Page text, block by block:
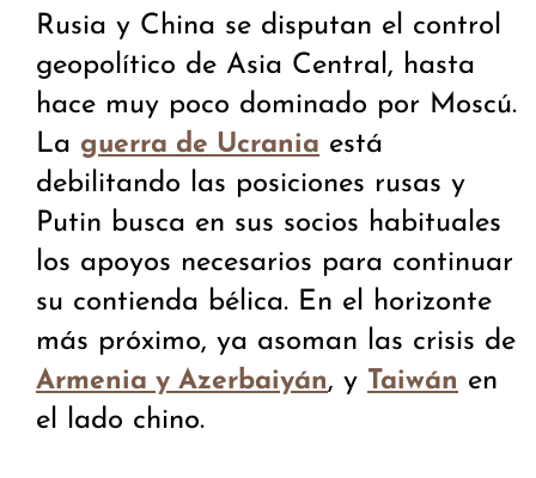
Rusia y China se disputan el control
geopolítico de Asia Central, hasta
hace muy poco dominado por Moscú.
La guerra de Ucrania está
debilitando las posiciones rusas y
Putin busca en sus socios habituales
los apoyos necesarios para continuar
su contienda bélica. En el horizonte
más próximo, ya asoman las crisis de
Armenia y Azerbaiyán, y Taiwán en
el lado chino.